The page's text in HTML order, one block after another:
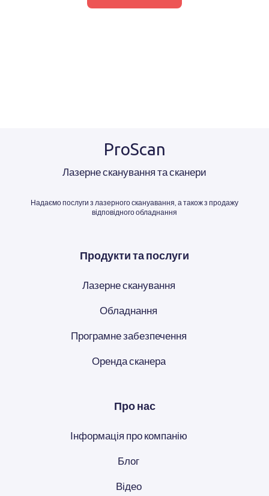
ProScan
Лазерне сканування та сканери
Надаємо послуги з лазерного скануавання, а також з продажу
відповідного обладнання
Продукти та послуги
Лазерне сканування
Обладнання
Програмне забезпечення
Оренда сканера
Про нас
Інформація про компанію
Блог
Відео